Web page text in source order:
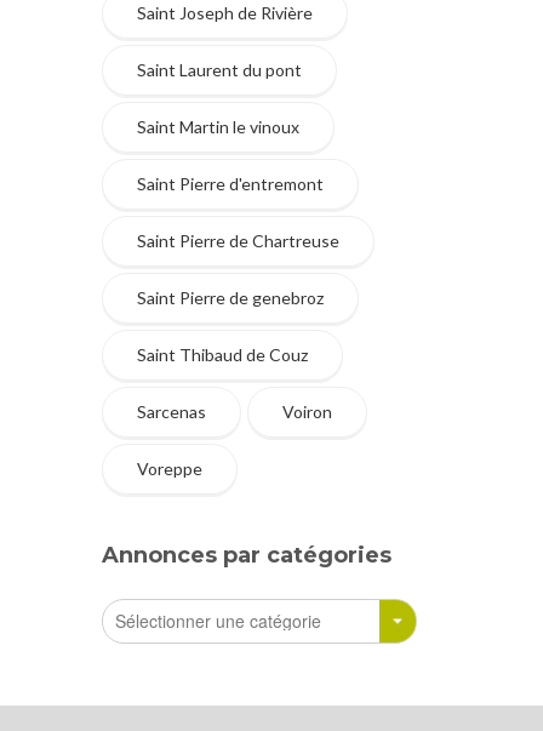
Saint Joseph de Rivière
Saint Laurent du pont
Saint Martin le vinoux
Saint Pierre d'entremont
Saint Pierre de Chartreuse
Saint Pierre de genebroz
Saint Thibaud de Couz
Sarcenas Voiron
Voreppe
Annonces par catégories